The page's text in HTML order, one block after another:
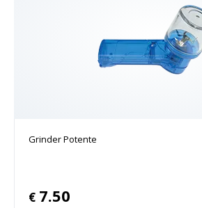
Grinder Potente
€ 7.50